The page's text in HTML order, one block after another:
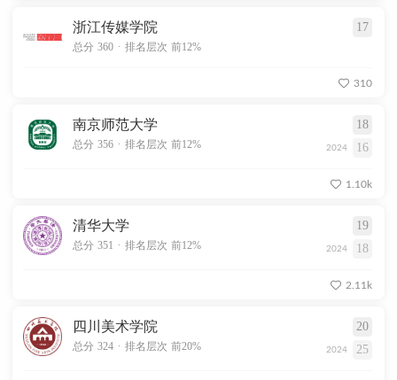
浙江传媒学院 17
总分 360 . 排名层次 前12%
310
南京师范大学 18
总分 356 . 排名层次 前12% 2024 16
1.10k
清华大学 19
总分 351 . 排名层次 前12% 2024 18
2.11k
四川美术学院 20
总分 324 . 排名层次 前20% 2024 25